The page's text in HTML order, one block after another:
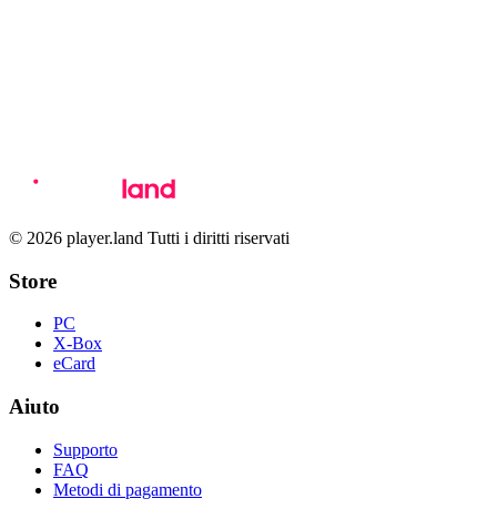
© 2026 player.land Tutti i diritti riservati
Store
PC
X-Box
eCard
Aiuto
Supporto
FAQ
Metodi di pagamento